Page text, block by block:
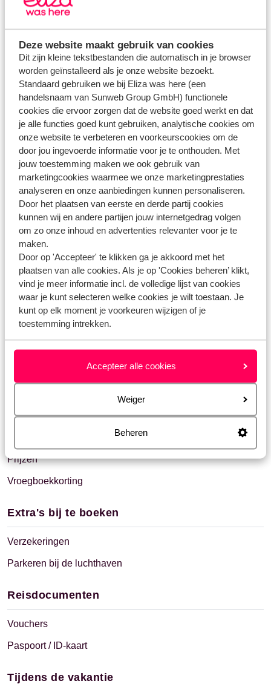
Deze website maakt gebruik van cookies
Dit zijn kleine tekstbestanden die automatisch in je browser
worden geïnstalleerd als je onze website bezoekt.
Standaard gebruiken we bij Eliza was here (een
handelsnaam van Sunweb Group GmbH) functionele
cookies die ervoor zorgen dat de website goed werkt en dat
je alle functies goed kunt gebruiken, analytische cookies om
onze website te verbeteren en voorkeurscookies om de
door jou ingevoerde informatie voor je te onthouden. Met
jouw toestemming maken we ook gebruik van
marketingcookies waarmee we onze marketingprestaties
analyseren en onze aanbiedingen kunnen personaliseren.
Door het plaatsen van eerste en derde partij cookies
kunnen wij en andere partijen jouw internetgedrag volgen
om zo onze inhoud en advertenties relevanter voor je te
maken.
Door op 'Accepteer' te klikken ga je akkoord met het
plaatsen van alle cookies. Als je op 'Cookies beheren’ klikt,
vind je meer informatie incl. de volledige lijst van cookies
waar je kunt selecteren welke cookies je wilt toestaan. Je
kunt op elk moment je voorkeuren wijzigen of je
toestemming intrekken.
Accepteer alle cookies
Weiger
Beheren
Mijn Eliza/App
Wijzigen op Mijn Eliza/App
Eliza app
Boeking
Annuleren
Omboeken
Boeking wijzigen
Baby's en kinderen
Boekingsseintje
Speciale boekingen
Afwijkende boekingen
Betalen & Prijzen
Betalingswijzen
Prijzen
Vroegboekkorting
Extra's bij te boeken
Verzekeringen
Parkeren bij de luchthaven
Reisdocumenten
Vouchers
Paspoort / ID-kaart
Tijdens de vakantie